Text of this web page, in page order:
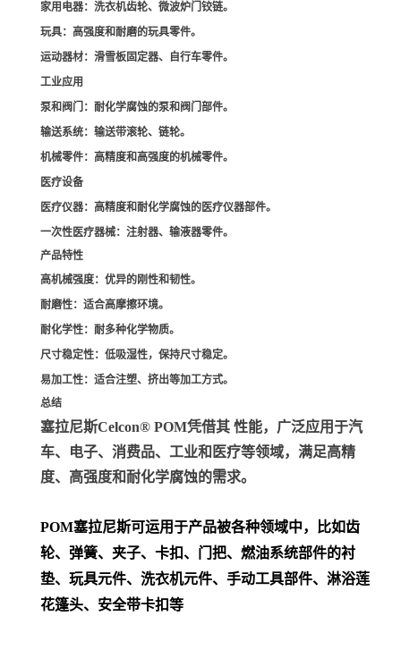
家用电器：洗衣机齿轮、微波炉门铰链。
玩具：高强度和耐磨的玩具零件。
运动器材：滑雪板固定器、自行车零件。
工业应用
泵和阀门 ：耐化学腐蚀的泵和阀门部件。
输送系统：输送带滚轮、链轮。
机械零件：高精度和高强度的机械零件。
医疗设备
医疗仪器：高精度和耐化学腐蚀的医疗仪器部件。
一次性医疗器械：注射器、输液器零件。
产品特性
高机械强度：优异的刚性和韧性。
耐磨性：适合高摩擦环境。
耐化学性：耐多种化学物质。
尺寸稳定性：低吸湿性，保持尺寸稳定。
易加工性：适合注塑、挤出等加工方式。
总结
塞拉尼斯Celcon® POM凭借其 性能，广泛应用于汽
车、电子、消费品、工业和医疗等领域，满足高精
度、高强度和耐化学腐蚀的需求。
POM塞拉尼斯可运用于产品被各种领域中，比如齿
轮、弹簧、夹子、卡扣、门把、 燃油系统部件的衬
垫、玩具元件、洗衣机元件、手动工具部件、淋浴莲
花篷头、安全带卡扣等